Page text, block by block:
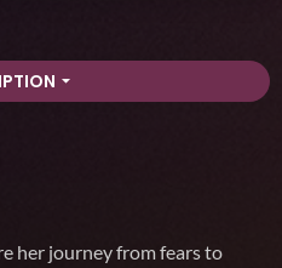
arrow_drop_down
her journey from fears to